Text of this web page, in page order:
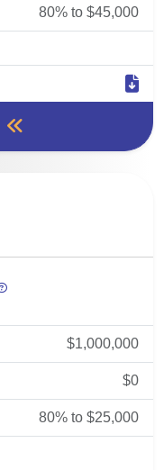
80% to $45,000
$1,000,000
$0
80% to $25,000